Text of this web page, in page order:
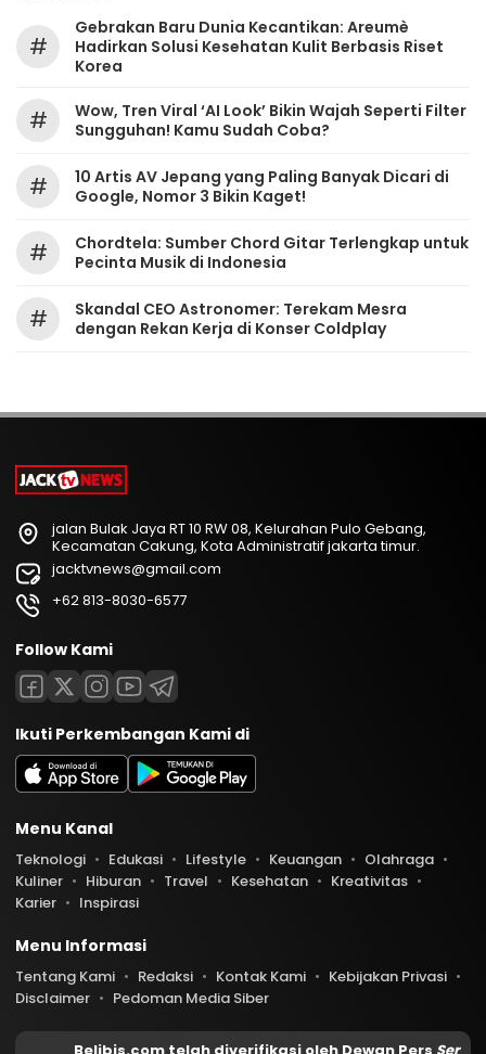
#
Gebrakan Baru Dunia Kecantikan: Areumè
Hadirkan Solusi Kesehatan Kulit Berbasis Riset
Korea
#
Wow, Tren Viral ‘AI Look’ Bikin Wajah Seperti Filter
Sungguhan! Kamu Sudah Coba?
#
10 Artis AV Jepang yang Paling Banyak Dicari di
Google, Nomor 3 Bikin Kaget!
#
Chordtela: Sumber Chord Gitar Terlengkap untuk
Pecinta Musik di Indonesia
#
Skandal CEO Astronomer: Terekam Mesra
dengan Rekan Kerja di Konser Coldplay
jalan Bulak Jaya RT 10 RW 08, Kelurahan Pulo Gebang,
Kecamatan Cakung, Kota Administratif jakarta timur.
jacktvnews@gmail.com
+62 813-8030-6577
Follow Kami
Ikuti Perkembangan Kami di
Menu Kanal
Teknologi Edukasi Lifestyle Keuangan
Olahraga
Kuliner
Hiburan Travel Kesehatan
Kreativitas
Karier
Inspirasi
Menu Informasi
Tentang Kami Redaksi Kontak Kami
Kebijakan Privasi
Disclaimer
Pedoman Media Siber